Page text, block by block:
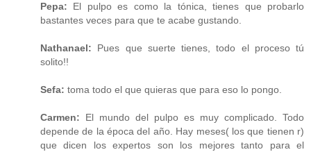
Pepa: El pulpo es como la tónica, tienes que probarlo
bastantes veces para que te acabe gustando.
Nathanael: Pues que suerte tienes, todo el proceso tú
solito!!
Sefa: toma todo el que quieras que para eso lo pongo.
Carmen: El mundo del pulpo es muy complicado. Todo
depende de la época del año. Hay meses( los que tienen r)
que dicen los expertos son los mejores tanto para el